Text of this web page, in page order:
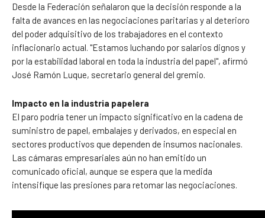
Desde la Federación señalaron que la decisión responde a la
falta de avances en las negociaciones paritarias y al deterioro
del poder adquisitivo de los trabajadores en el contexto
inflacionario actual. "Estamos luchando por salarios dignos y
por la estabilidad laboral en toda la industria del papel", afirmó
José Ramón Luque, secretario general del gremio.
Impacto en la industria papelera
El paro podría tener un impacto significativo en la cadena de
suministro de papel, embalajes y derivados, en especial en
sectores productivos que dependen de insumos nacionales.
Las cámaras empresariales aún no han emitido un
comunicado oficial, aunque se espera que la medida
intensifique las presiones para retomar las negociaciones.